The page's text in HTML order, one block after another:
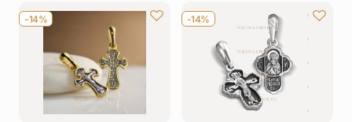
-14% -14%